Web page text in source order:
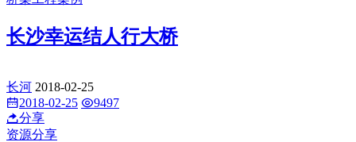
长沙幸运结人行大桥
长河 2018-02-25
2018-02-25
9497
分享
资源分享